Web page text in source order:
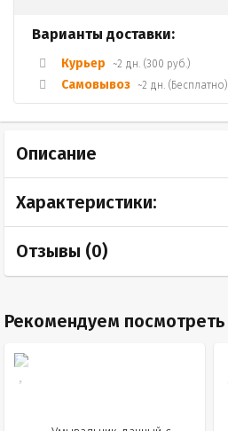
Варианты доставки:
Курьер ~2 дн. (300 руб.)
Самовывоз ~2 дн. (Бесплатно)
Описание
Характеристики:
Отзывы (0)
Рекомендуем посмотреть